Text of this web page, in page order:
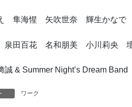
隼海惺 矢吹世奈 輝生かなで
泉田百花 名和朋美 小川莉央
誠 & Summer Night’s Dream Band
ワーク